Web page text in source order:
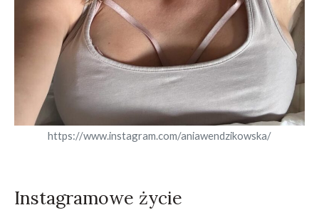
https://www.instagram.com/aniawendzikowska/
Instagramowe życie